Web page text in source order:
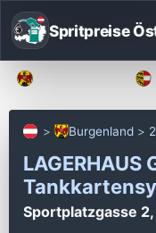
Spritpreise
Burgenland
LAGERHAUS
Sportplatzgasse